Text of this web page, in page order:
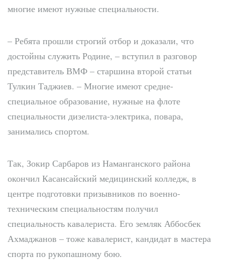
многие имеют нужные специальности.
– Ребята прошли строгий отбор и доказали, что
достойны служить Родине, – вступил в разговор
представитель ВМФ – старшина второй статьи
Тулкин Таджиев. – Многие имеют средне-
специальное образование, нужные на флоте
специальности дизелиста-электрика, повара,
занимались спортом.
Так, Зокир Сарбаров из Наманганского района
окончил Касансайский медицинский колледж, в
центре подготовки призывников по военно-
техническим специальностям получил
специальность кавалериста. Его земляк Аббосбек
Ахмаджанов – тоже кавалерист, кандидат в мастера
спорта по рукопашному бою.